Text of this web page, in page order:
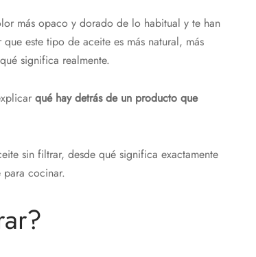
más opaco y dorado de lo habitual y te han
que este tipo de aceite es más natural, más
significa realmente.
qué hay detrás de un producto que
sin filtrar, desde qué significa exactamente
para cocinar.